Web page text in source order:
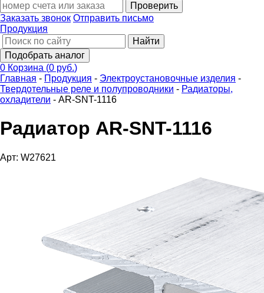
Проверить
Заказать звонок Отправить письмо
Продукция
Найти
Подобрать аналог
0 Корзина (0 руб.)
Главная - Продукция - Электроустановочные изделия -
Твердотельные реле и полупроводники - Радиаторы,
охладители - AR-SNT-1116
Радиатор AR-SNT-1116
Арт: W27621